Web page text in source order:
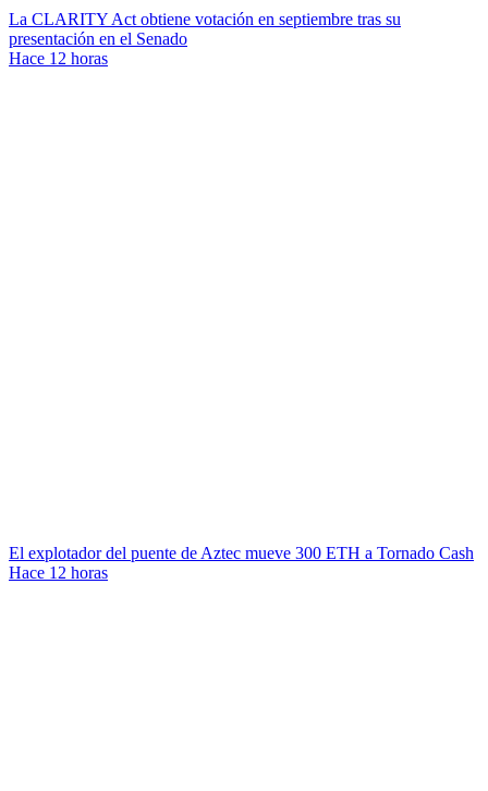
La CLARITY Act obtiene votación en septiembre tras su
presentación en el Senado
Hace 12 horas
El explotador del puente de Aztec mueve 300 ETH a Tornado Cash
Hace 12 horas